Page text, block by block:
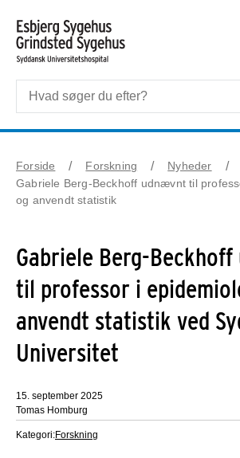
Forside Forskning Nyheder
Gabriele Berg-Beckhoff udnævnt til
og anvendt statistik
Gabriele Berg-
til professor i
anvendt statistik ved
Universitet
15. september 2025
Tomas Homburg
Kategori:Forskning